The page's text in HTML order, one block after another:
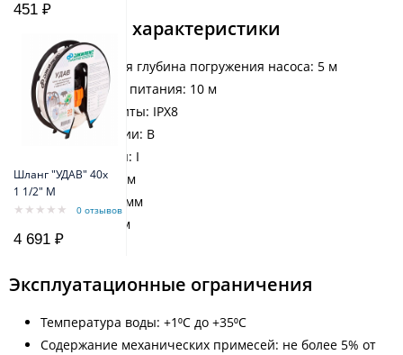
451 ₽
Шланг "УДАВ" 40х
1 1/2" M
0 отзывов
4 691 ₽
Технические характеристики
Максимальная глубина погружения насоса: 5 м
Длина кабеля питания: 10 м
Степень защиты: IPX8
Класс изоляции: B
Класс защиты: I
Высота: 280 мм
Ширина: 360 мм
Длина: 155 мм
Вес: 4,6 кг
Эксплуатационные ограничения
Температура воды: +1⁰С до +35⁰С
Содержание механических примесей: не более 5% от